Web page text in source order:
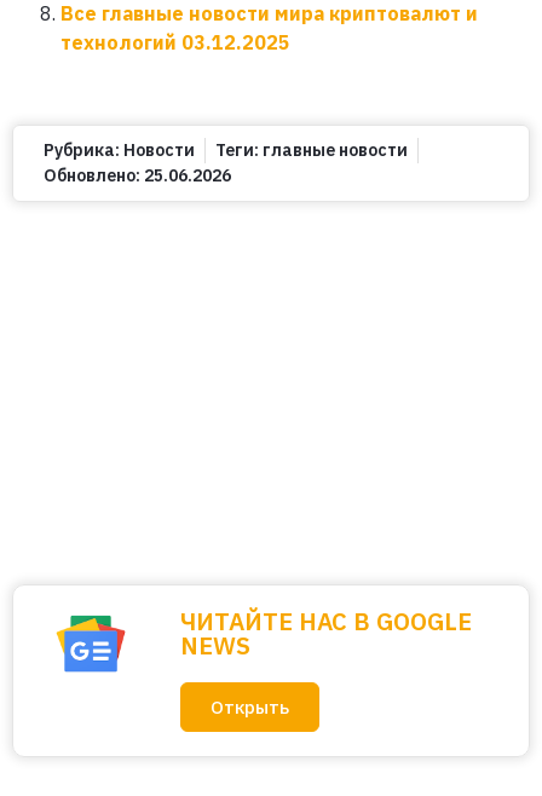
Все главные новости мира криптовалют и
технологий 03.12.2025
Рубрика: Новости Теги: главные новости
Обновлено: 25.06.2026
ЧИТАЙТЕ НАС В GOOGLE
NEWS
Открыть